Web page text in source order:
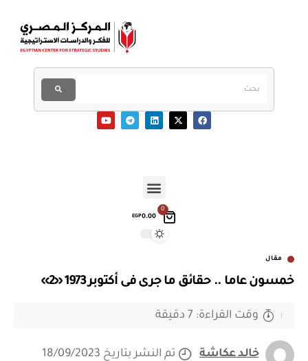
0
EGP0.00
مقال
خمسون عاما .. حقائق ما جرى فى أكتوبر 1973 «2»
خالد عكاشة تم النشر بتاريخ 18/09/2023
وقت القراءة: 7 دقيقة